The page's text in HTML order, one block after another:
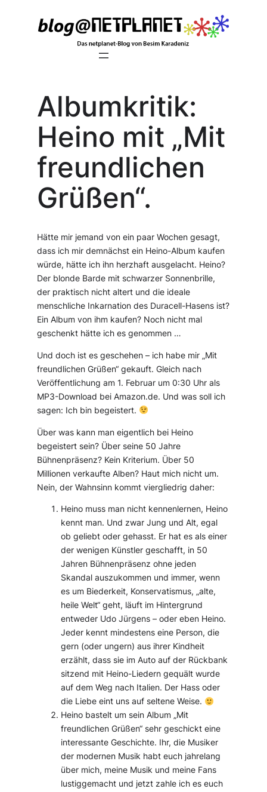
Albumkritik:
Heino mit „Mit
freundlichen
Grüßen“.
Hätte mir jemand von ein paar Wochen gesagt,
dass ich mir demnächst ein Heino-Album kaufen
würde, hätte ich ihn herzhaft ausgelacht. Heino?
Der blonde Barde mit schwarzer Sonnenbrille,
der praktisch nicht altert und die ideale
menschliche Inkarnation des Duracell-Hasens ist?
Ein Album von ihm kaufen? Noch nicht mal
geschenkt hätte ich es genommen …
Und doch ist es geschehen – ich habe mir „Mit
freundlichen Grüßen“ gekauft. Gleich nach
Veröffentlichung am 1. Februar um 0:30 Uhr als
MP3-Download bei Amazon.de. Und was soll ich
sagen: Ich bin begeistert.
Über was kann man eigentlich bei Heino
begeistert sein? Über seine 50 Jahre
Bühnenpräsenz? Kein Kriterium. Über 50
Millionen verkaufte Alben? Haut mich nicht um.
Nein, der Wahnsinn kommt viergliedrig daher:
Heino muss man nicht kennenlernen, Heino
kennt man. Und zwar Jung und Alt, egal
ob geliebt oder gehasst. Er hat es als einer
der wenigen Künstler geschafft, in 50
Jahren Bühnenpräsenz ohne jeden
Skandal auszukommen und immer, wenn
es um Biederkeit, Konservatismus, „alte,
heile Welt“ geht, läuft im Hintergrund
entweder Udo Jürgens – oder eben Heino.
Jeder kennt mindestens eine Person, die
gern (oder ungern) aus ihrer Kindheit
erzählt, dass sie im Auto auf der Rückbank
sitzend mit Heino-Liedern gequält wurde
auf dem Weg nach Italien. Der Hass oder
die Liebe eint uns auf seltene Weise.
Heino bastelt um sein Album „Mit
freundlichen Grüßen“ sehr geschickt eine
interessante Geschichte. Ihr, die Musiker
der modernen Musik habt euch jahrelang
über mich, meine Musik und meine Fans
lustiggemacht und jetzt zahle ich es euch